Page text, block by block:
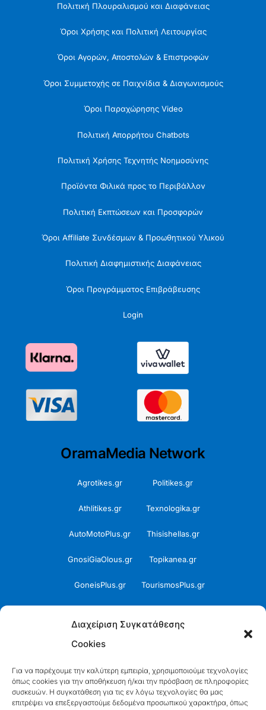
Διαχείριση Συγκατάθεσης
Cookies
Για να παρέχουμε την καλύτερη εμπειρία, χρησιμοποιούμε τεχνολογίες
όπως cookies για την αποθήκευση ή/και την πρόσβαση σε πληροφορίες
συσκευών. Η συγκατάθεση για τις εν λόγω τεχνολογίες θα μας
επιτρέψει να επεξεργαστούμε δεδομένα προσωπικού χαρακτήρα, όπως
Πολιτική Πλουραλισμού και Διαφάνειας
Όροι Χρήσης και Πολιτική Λειτουργίας
Όροι Αγορών, Αποστολών & Επιστροφών
Όροι Συμμετοχής σε Παιχνίδια & Διαγωνισμούς
Όροι Παραχώρησης Video
Πολιτική Απορρήτου Chatbots
Πολιτική Χρήσης Τεχνητής Νοημοσύνης
Προϊόντα Φιλικά προς το Περιβάλλον
Πολιτική Εκπτώσεων και Προσφορών
Όροι Affiliate Συνδέσμων & Προωθητικού Υλικού
Πολιτική Διαφημιστικής Διαφάνειας
Όροι Προγράμματος Επιβράβευσης
Login
OramaMedia Network
Agrotikes.gr Politikes.gr
Athlitikes.gr Texnologika.gr
AutoMotoPlus.gr Thisishellas.gr
GnosiGiaOlous.gr Topikanea.gr
GoneisPlus.gr TourismosPlus.gr
ModernaGynaika.gr Xristianika.gr